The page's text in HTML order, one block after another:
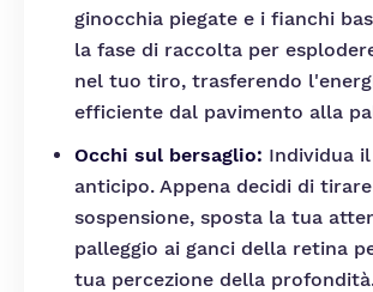
ginocchia piegate e i fianchi
la fase di raccolta per
nel tuo tiro, trasferendo
efficiente dal pavimento alla
Occhi sul bersaglio: Individua
anticipo. Appena decidi di
sospensione, sposta la tua
palleggio ai ganci della retina
tua percezione della